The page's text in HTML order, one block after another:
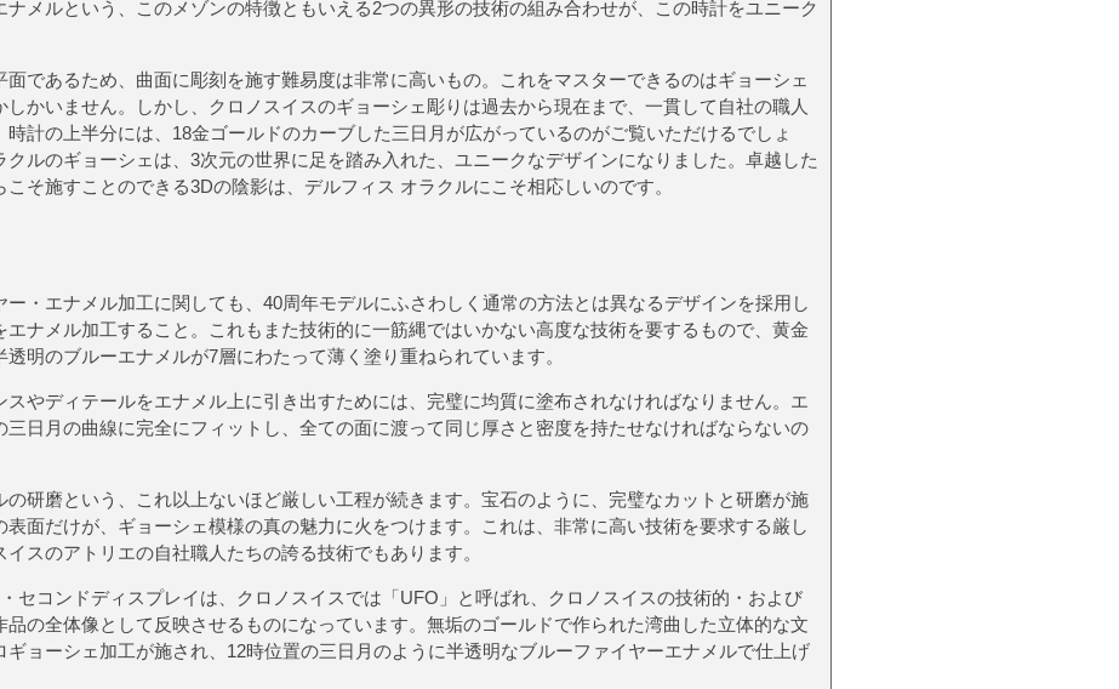
メルという、このメゾンの特徴ともいえる2つの異形の技術の組み合わせが、この時計をユニーク
であるため、曲面に彫刻を施す難易度は非常に高いもの。これをマスターできるのはギョーシェ
かいません。しかし、クロノスイスのギョーシェ彫りは過去から現在まで、一貫して自社の職人
計の上半分には、18金ゴールドのカーブした三日月が広がっているのがご覧いただけるでしょ
クルのギョーシェは、3次元の世界に足を踏み入れた、ユニークなデザインになりました。卓越した
そ施すことのできる3Dの陰影は、デルフィス オラクルにこそ相応しいのです。
・エナメル加工に関しても、40周年モデルにふさわしく通常の方法とは異なるデザインを採用し
エナメル加工すること。これもまた技術的に一筋縄ではいかない高度な技術を要するもので、黄金
明のブルーエナメルが7層にわたって薄く塗り重ねられています。
やディテールをエナメル上に引き出すためには、完璧に均質に塗布されなければなりません。エ
日月の曲線に完全にフィットし、全ての面に渡って同じ厚さと密度を持たせなければならないの
研磨という、これ以上ないほど厳しい工程が続きます。宝石のように、完璧なカットと研磨が施
表面だけが、ギョーシェ模様の真の魅力に火をつけます。これは、非常に高い技術を要求する厳し
スのアトリエの自社職人たちの誇る技術でもあります。
セコンドディスプレイは、クロノスイスでは「UFO」と呼ばれ、クロノスイスの技術的・および
品の全体像として反映させるものになっています。無垢のゴールドで作られた湾曲した立体的な文
ョーシェ加工が施され、12時位置の三日月のように半透明なブルーファイヤーエナメルで仕上げ